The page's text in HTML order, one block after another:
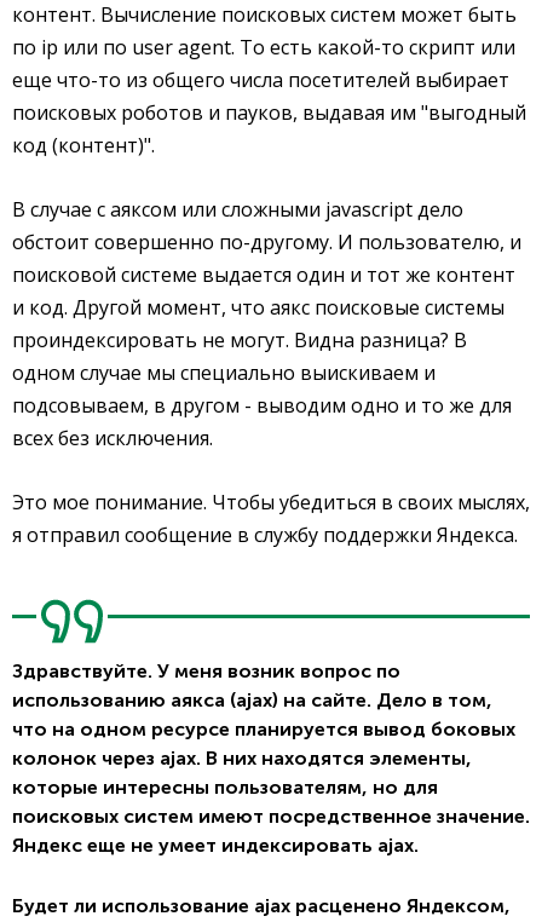
контент. Вычисление поисковых систем может быть
по ip или по user agent. То есть какой-то скрипт или
еще что-то из общего числа посетителей выбирает
поисковых роботов и пауков, выдавая им "выгодный
код (контент)".
В случае с аяксом или сложными javascript дело
обстоит совершенно по-другому. И пользователю, и
поисковой системе выдается один и тот же контент
и код. Другой момент, что аякс поисковые системы
проиндексировать не могут. Видна разница? В
одном случае мы специально выискиваем и
подсовываем, в другом - выводим одно и то же для
всех без исключения.
Это мое понимание. Чтобы убедиться в своих мыслях,
я отправил сообщение в службу поддержки Яндекса.
Здравствуйте. У меня возник вопрос по
использованию аякса (ajax) на сайте. Дело в том,
что на одном ресурсе планируется вывод боковых
колонок через ajax. В них находятся элементы,
которые интересны пользователям, но для
поисковых систем имеют посредственное значение.
Яндекс еще не умеет индексировать ajax.
Будет ли использование ajax расценено Яндексом,